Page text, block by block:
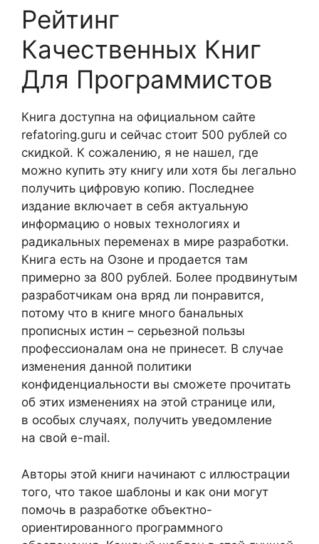
Рейтинг
Качественных Книг
Для Программистов
Книга доступна на официальном сайте
refatoring.guru и сейчас стоит 500 рублей со
скидкой. К сожалению, я не нашел, где
можно купить эту книгу или хотя бы легально
получить цифровую копию. Последнее
издание включает в себя актуальную
информацию о новых технологиях и
радикальных переменах в мире разработки.
Книга есть на Озоне и продается там
примерно за 800 рублей. Более продвинутым
разработчикам она вряд ли понравится,
потому что в книге много банальных
прописных истин – серьезной пользы
профессионалам она не принесет. В случае
изменения данной политики
конфиденциальности вы сможете прочитать
об этих изменениях на этой странице или,
в особых случаях, получить уведомление
на свой e-mail.
Авторы этой книги начинают с иллюстрации
того, что такое шаблоны и как они могут
помочь в разработке объектно-
ориентированного программного